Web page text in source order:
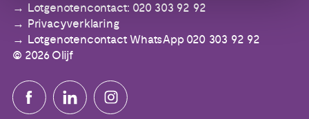
Lotgenotencontact: 020 303 92 92
Privacyverklaring
Lotgenotencontact WhatsApp 020 303 92 92
© 2026 Olijf